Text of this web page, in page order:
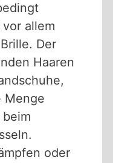
allem
Der
Haaren
Menge
oder